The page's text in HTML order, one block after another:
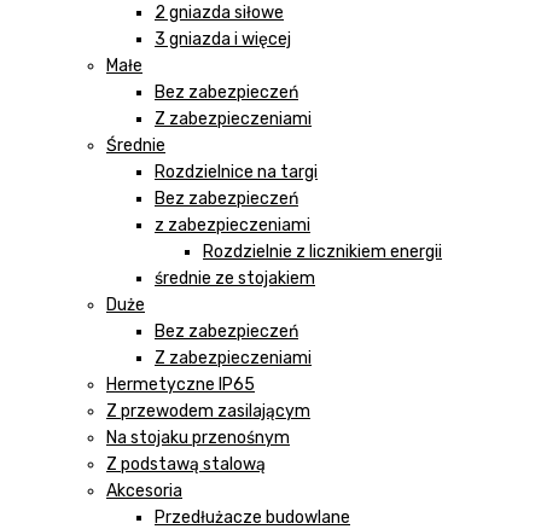
2 gniazda siłowe
3 gniazda i więcej
Małe
Bez zabezpieczeń
Z zabezpieczeniami
Średnie
Rozdzielnice na targi
Bez zabezpieczeń
z zabezpieczeniami
Rozdzielnie z licznikiem energii
średnie ze stojakiem
Duże
Bez zabezpieczeń
Z zabezpieczeniami
Hermetyczne IP65
Z przewodem zasilającym
Na stojaku przenośnym
Z podstawą stalową
Akcesoria
Przedłużacze budowlane